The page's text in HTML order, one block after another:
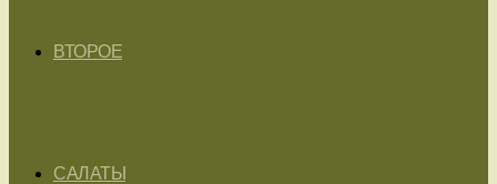
ВТОРОЕ
САЛАТЫ